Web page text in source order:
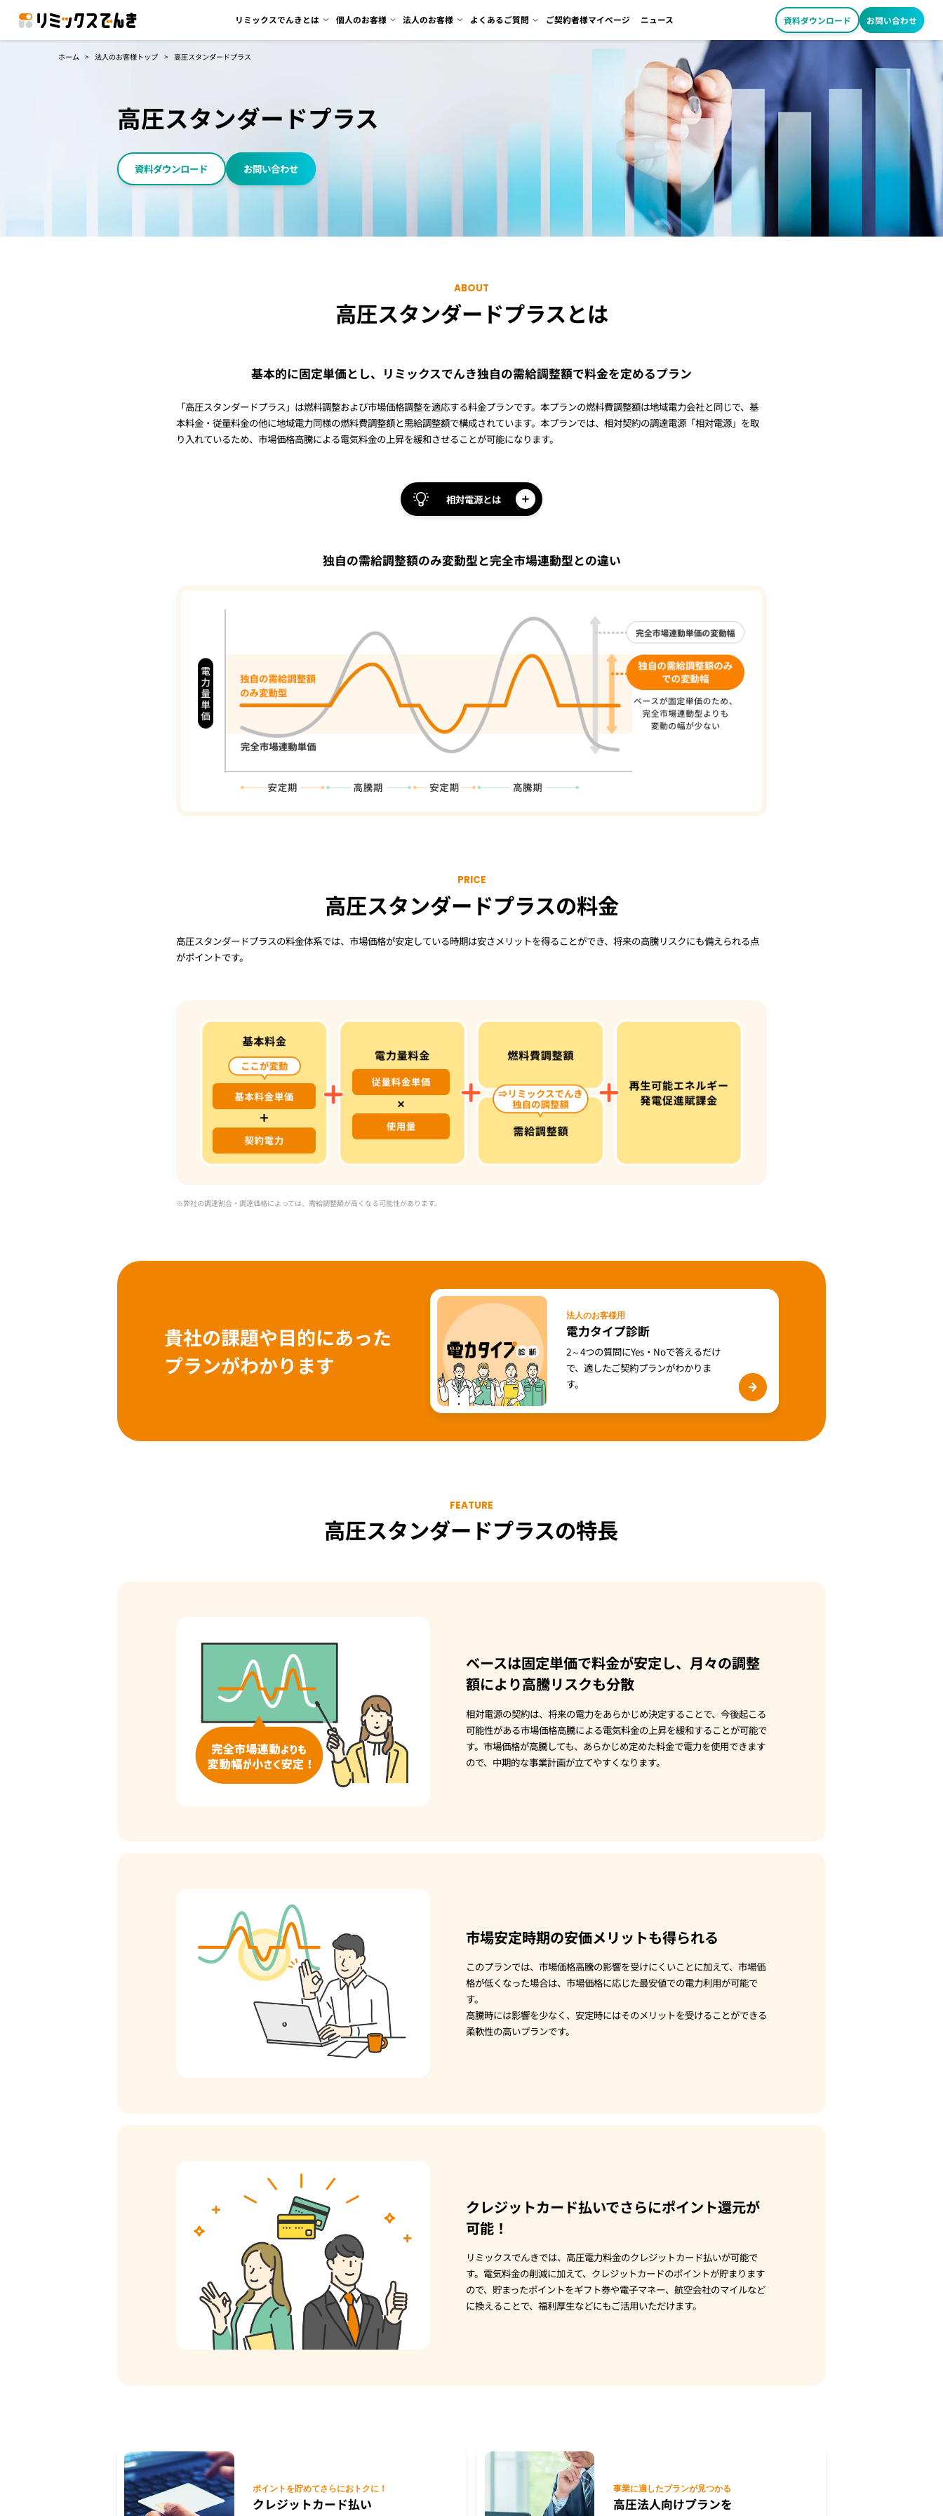
リミックスでんきとは 個人のお客様 法人のお客様 よくあるご質問 ご契約者様マイページ ニュース 資料ダウンロード お問い合わせ
ホーム 法人のお客様トップ 高圧スタンダードプラス
高圧スタンダードプラス
資料ダウンロード お問い合わせ
ABOUT
高圧スタンダードプラスとは
基本的に固定単価とし、リミックスでんき独自の需給調整額で料金を定めるプラン
「高圧スタンダードプラス」は燃料調整および市場価格調整を適応する料金プランです。本プランの燃料費調整額は地域電力会社と同じで、基
本料金・従量料金の他に地域電力同様の燃料費調整額と需給調整額で構成されています。本プランでは、相対契約の調達電源「相対電源」を取
り入れているため、市場価格高騰による電気料金の上昇を緩和させることが可能になります。
相対電源とは
独自の需給調整額のみ変動型と完全市場連動型との違い
PRICE
高圧スタンダードプラスの料金
高圧スタンダードプラスの料金体系では、市場価格が安定している時期は安さメリットを得ることができ、将来の高騰リスクにも備えられる点
がポイントです。
弊社の調達割合・調達価格によっては、需給調整額が高くなる可能性があります。
貴社の課題や目的にあった
プランがわかります
法人のお客様用
電力タイプ診断
2～4つの質問にYes・Noで答えるだけ
で、適したご契約プランがわかりま
す。
FEATURE
高圧スタンダードプラスの特長
ベースは固定単価で料金が安定し、月々の調整
額により高騰リスクも分散
相対電源の契約は、将来の電力をあらかじめ決定することで、今後起こる
可能性がある市場価格高騰による電気料金の上昇を緩和することが可能で
す。市場価格が高騰しても、あらかじめ定めた料金で電力を使用できます
ので、中期的な事業計画が立てやすくなります。
市場安定時期の安価メリットも得られる
このプランでは、市場価格高騰の影響を受けにくいことに加えて、市場価
格が低くなった場合は、市場価格に応じた最安値での電力利用が可能で
す。
高騰時には影響を少なく、安定時にはそのメリットを受けることができる
柔軟性の高いプランです。
クレジットカード払いでさらにポイント還元が
可能！
リミックスでんきでは、高圧電力料金のクレジットカード払いが可能で
す。電気料金の削減に加えて、クレジットカードのポイントが貯まります
ので、貯まったポイントをギフト券や電子マネー、航空会社のマイルなど
に換えることで、福利厚生などにもご活用いただけます。
ポイントを貯めてさらにおトクに！
クレジットカード払い
事業に適したプランが見つかる
高圧法人向けプランを